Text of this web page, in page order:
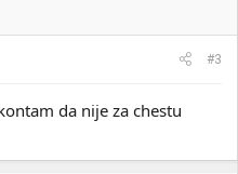
#3
da nije za chestu